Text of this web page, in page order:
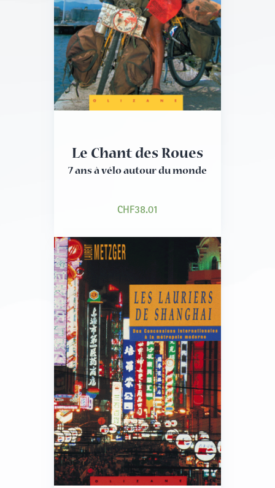
Le Chant des Roues
7 ans à vélo autour du monde
CHF38.01